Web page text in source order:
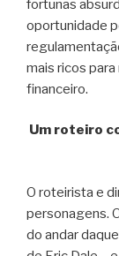
fortunas
oportunidade
mais ricos
financeiro.
Um roteiro
O roteirista e
personagens.
do andar